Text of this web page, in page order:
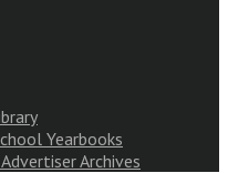
Yearbooks
Archives